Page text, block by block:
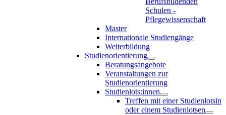
Schulen -
Pflegewissenschaft
Master
Internationale Studiengänge
Weiterbildung
Studienorientierung
Beratungsangebote
Veranstaltungen zur
Studienorientierung
Studienlots:innen
Treffen mit einer Studienlotsin
oder einem Studienlotsen